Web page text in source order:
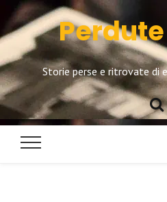
Storie perse e ritrovate di